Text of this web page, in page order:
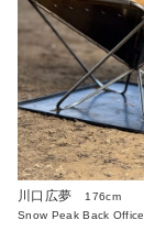
川口広夢
176cm
Snow Peak Back Office